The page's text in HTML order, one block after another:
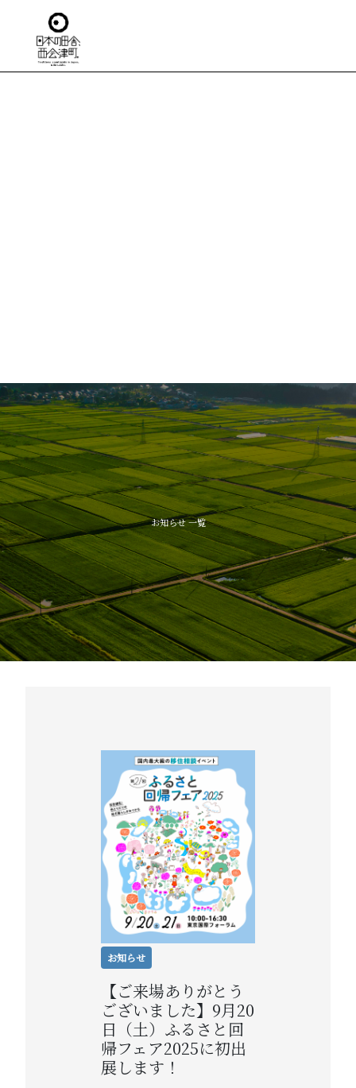
子
教
高齢
お知らせ 一覧
お知らせ
【ご来場ありがとう
ございました】9月20
日（土）ふるさと回
帰フェア2025に初出
展します！